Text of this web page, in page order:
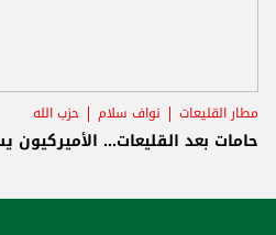
مطار القليعات نواف سلام حزب الله
حامات بعد القليعات... الأميركيون